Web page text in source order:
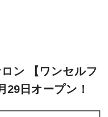
ン 【ワンセルフ
29日オープン！